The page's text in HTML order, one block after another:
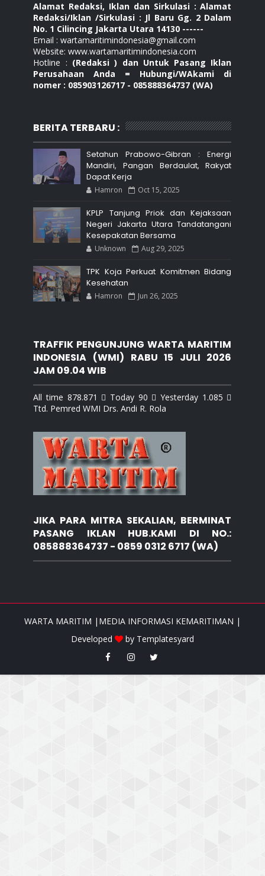
Alamat Redaksi, Iklan dan Sirkulasi : Alamat
Redaksi/Iklan /Sirkulasi : Jl Baru Gg. 2 Dalam
No. 1 Cilincing Jakarta Utara 14130 ------
Email : wartamaritimindonesia@gmail.com
Website: www.wartamaritimindonesia.com
Hotline : (Redaksi ) dan Untuk Pasang Iklan
Perusahaan Anda = Hubungi/WAkami di
nomer : 085903126717 - 085888364737 (WA)
BERITA TERBARU :
Setahun Prabowo-Gibran : Energi
Mandiri, Pangan Berdaulat, Rakyat
Dapat Kerja
Hamron Oct 15, 2025
KPLP Tanjung Priok dan Kejaksaan
Negeri Jakarta Utara Tandatangani
Kesepakatan Bersama
Unknown Aug 29, 2025
TPK Koja Perkuat Komitmen Bidang
Kesehatan
Hamron Jun 26, 2025
TRAFFIK PENGUNJUNG WARTA MARITIM
INDONESIA (WMI) RABU 15 JULI 2026
JAM 09.04 WIB
All time 878.871  Today 90  Yesterday 1.085 
Ttd. Pemred WMI Drs. Andi R. Rola
JIKA PARA MITRA SEKALIAN, BERMINAT
PASANG IKLAN HUB.KAMI DI NO.:
085888364737 - 0859 0312 6717 (WA)
WARTA MARITIM |MEDIA INFORMASI KEMARITIMAN |
Developed
by Templatesyard